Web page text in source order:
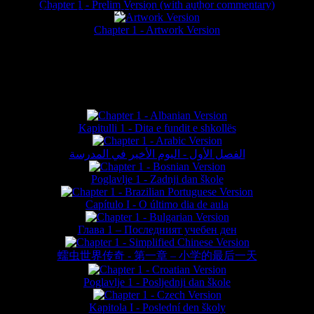
Chapter 1 - Prelim Version (with author commentary)
Chapter 1 - Artwork Version
Kapitulli 1 - Dita e fundit e shkollës
الفصل الأول - اليوم الأخير في المدرسة
Poglavlje 1 - Zadnji dan škole
Capítulo I - O último dia de aula
Глава 1 – Последният учебен ден
蠕虫世界传奇 - 第一章 – 小学的最后一天
Poglavlje 1 - Posljednji dan škole
Kapitola I - Poslední den školy
website © Daniel Lieske 2026 - Wormworld® is a registered